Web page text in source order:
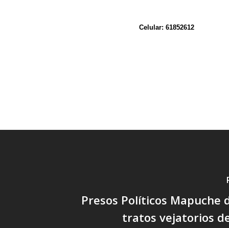
Celular: 61852612
Presos Políticos Mapuche
tratos vejatorios